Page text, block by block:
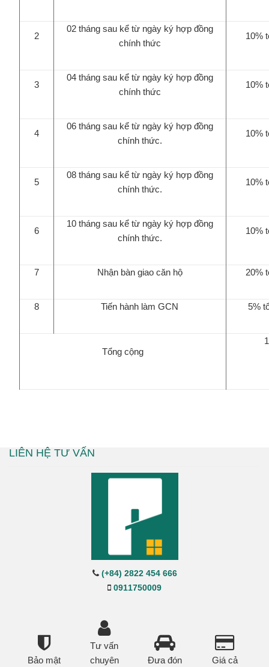
2
02 tháng sau kể từ ngày ký hợp đồng
chính thức
10%
3
04 tháng sau kể từ ngày ký hợp đồng
chính thức
10%
4
06 tháng sau kể từ ngày ký hợp đồng
chính thức.
10%
5
08 tháng sau kể từ ngày ký hợp đồng
chính thức.
10%
6
10 tháng sau kể từ ngày ký hợp đồng
chính thức.
10%
7 Nhận bàn giao căn hộ 20%
8 Tiến hành làm GCN 5%
Tổng cộng
LIÊN HỆ TƯ VẤN
(+84) 2822 454 666
0911750009
Bảo mật
Tư vấn
chuyên
Đưa đón
Giá cả